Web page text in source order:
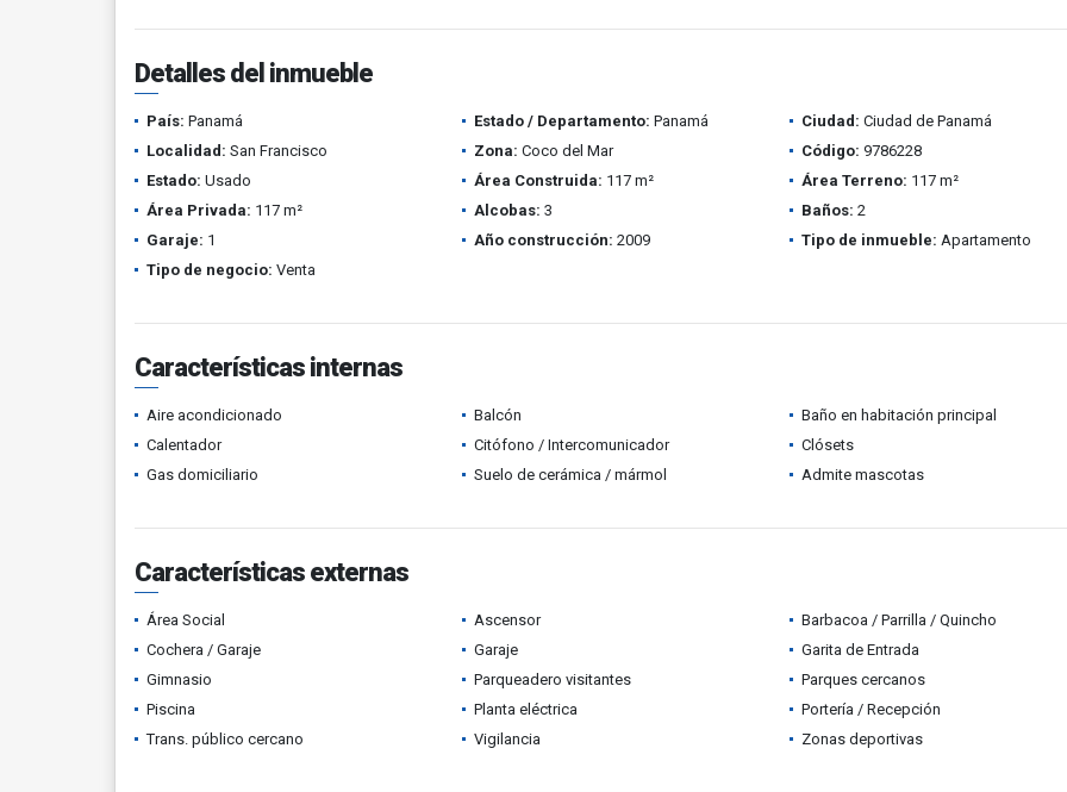
Detalles del inmueble
País: Panamá Estado / Departamento: Panamá Ciudad: Ciudad de Panamá
Localidad: San Francisco Zona: Coco del Mar Código: 9786228
Estado: Usado Área Construida: 117 m² Área Terreno: 117 m²
Área Privada: 117 m² Alcobas: 3 Baños: 2
Garaje: 1 Año construcción: 2009 Tipo de inmueble: Apartamento
Tipo de negocio: Venta
Características internas
Aire acondicionado Balcón
Baño en habitación principal
Calentador
Citófono / Intercomunicador
Clósets
Gas domiciliario
Suelo de cerámica / mármol Admite mascotas
Características externas
Área Social Ascensor
Barbacoa / Parrilla / Quincho
Cochera / Garaje
Garaje
Garita de Entrada
Gimnasio
Parqueadero visitantes
Parques cercanos
Piscina
Planta eléctrica
Portería / Recepción
Trans. público cercano
Vigilancia Zonas deportivas